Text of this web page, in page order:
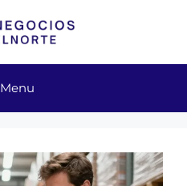
Menu